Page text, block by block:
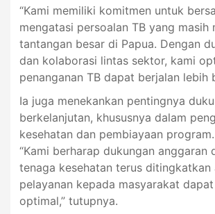
“Kami memiliki komitmen untuk
mengatasi persoalan TB yang masih
tantangan besar di Papua. Dengan
dan kolaborasi lintas sektor, kami
penanganan TB dapat berjalan lebih
Ia juga menekankan pentingnya
berkelanjutan, khususnya dalam
kesehatan dan pembiayaan program.
“Kami berharap dukungan anggaran
tenaga kesehatan terus ditingkatkan
pelayanan kepada masyarakat
optimal,” tutupnya.